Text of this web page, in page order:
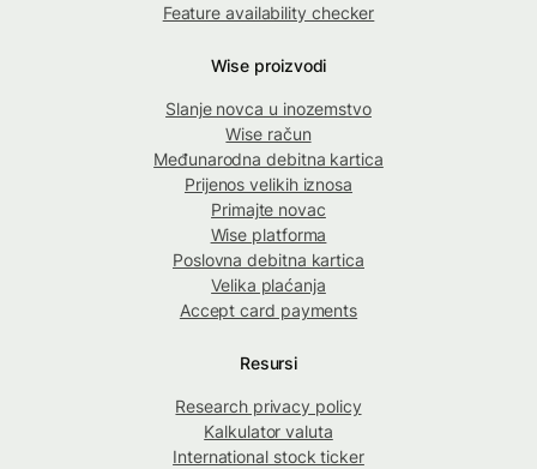
Feature availability checker
Wise proizvodi
Slanje novca u inozemstvo
Wise račun
Međunarodna debitna kartica
Prijenos velikih iznosa
Primajte novac
Wise platforma
Poslovna debitna kartica
Velika plaćanja
Accept card payments
Resursi
Research privacy policy
Kalkulator valuta
International stock ticker